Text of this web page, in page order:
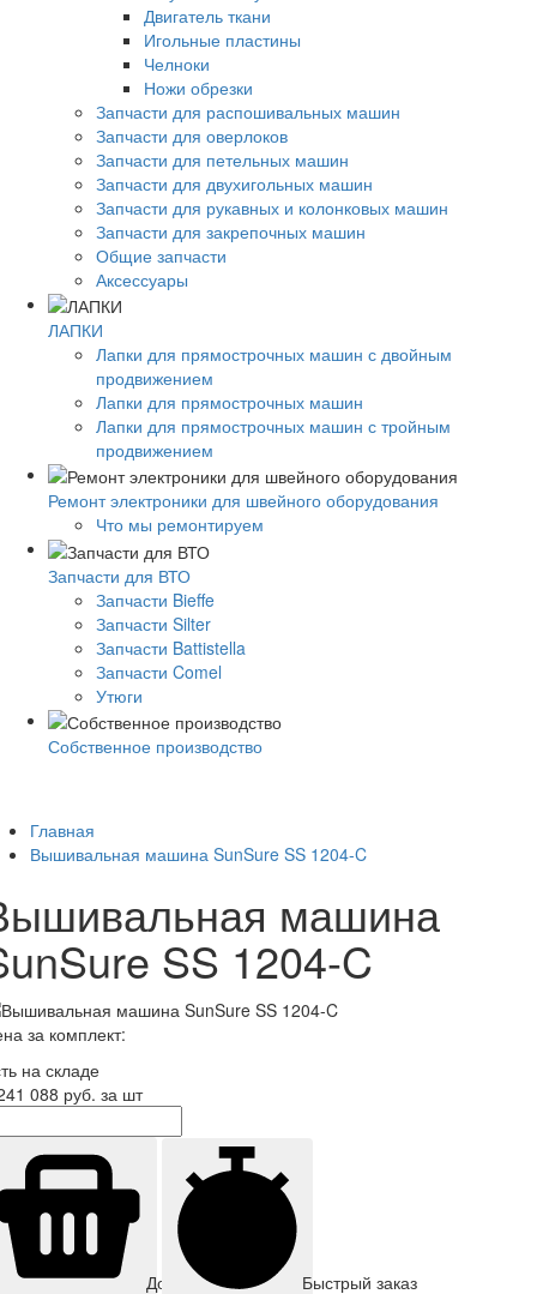
Двигатель ткани
Игольные пластины
Челноки
Ножи обрезки
Запчасти для распошивальных машин
Запчасти для оверлоков
Запчасти для петельных машин
Запчасти для двухигольных машин
Запчасти для рукавных и колонковых машин
Запчасти для закрепочных машин
Общие запчасти
Аксессуары
ЛАПКИ
Лапки для прямострочных машин с двойным
продвижением
Лапки для прямострочных машин
Лапки для прямострочных машин с тройным
продвижением
Ремонт электроники для швейного оборудования
Что мы ремонтируем
Запчасти для ВТО
Запчасти Bieffe
Запчасти Silter
Запчасти Battistella
Запчасти Comel
Утюги
Собственное производство
Главная
Вышивальная машина SunSure SS 1204-C
машина
SS 1204-C
за комплект:
на складе
088 руб. за шт
Добавить корзину Быстрый заказ